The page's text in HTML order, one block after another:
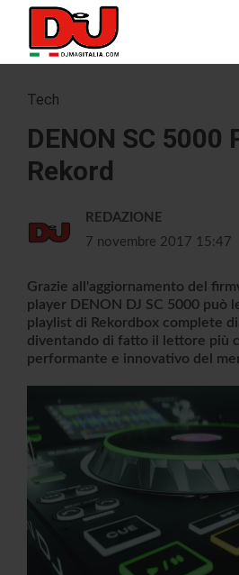
Tech
DENON SC 5000
Rekord
REDAZIONE
7 novembre 2017 15:47
Grazie all'aggiornamento del
player DENON DJ SC 5000 può
playlist di Rekordbox complete
diventando di fatto il lettore più
performante e innovativo del